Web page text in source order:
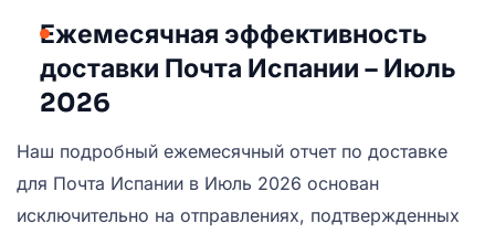
Ежемесячная эффективность
доставки Почта Испании – Июль
2026
Наш подробный ежемесячный отчет по доставке
для Почта Испании в Июль 2026 основан
исключительно на отправлениях, подтвержденных